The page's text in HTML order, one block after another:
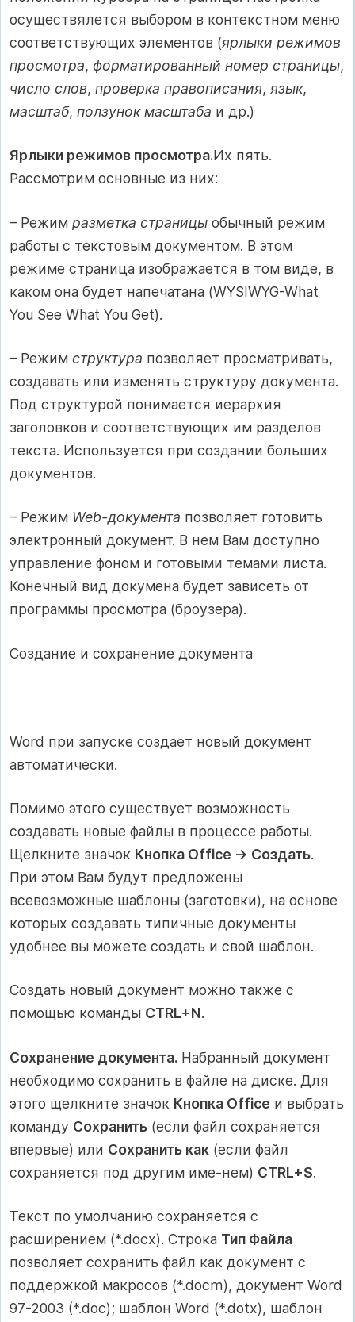
осуществялется выбором в контекстном меню
соответствующих элементов (ярлыки режимов
просмотра, форматированный номер страницы,
число слов, проверка правописания, язык,
масштаб, ползунок масштаба и др.)
Ярлыки режимов просмотра.Их пять.
Рассмотрим основные из них:
– Режим разметка страницы обычный режим
работы с текстовым документом. В этом
режиме страница изображается в том виде, в
каком она будет напечатана (WYSIWYG-What
You See What You Get).
– Режим структура позволяет просматривать,
создавать или изменять структуру документа.
Под структурой понимается иерархия
заголовков и соответствующих им разделов
текста. Используется при создании больших
документов.
– Режим Web-документа позволяет готовить
электронный документ. В нем Вам доступно
управление фоном и готовыми темами листа.
Конечный вид докумена будет зависеть от
программы просмотра (броузера).
Создание и сохранение документа
Word при запуске создает новый документ
автоматически.
Помимо этого существует возможность
создавать новые файлы в процессе работы.
Щелкните значок Кнопка Office → Создать.
При этом Вам будут предложены
всевозможные шаблоны (заготовки), на основе
которых создавать типичные документы
удобнее вы можете создать и свой шаблон.
Создать новый документ можно также с
помощью команды CTRL+N.
Сохранение документа. Набранный документ
необходимо сохранить в файле на диске. Для
этого щелкните значок Кнопка Office и выбрать
команду Сохранить (если файл сохраняется
впервые) или Сохранить как (если файл
сохраняется под другим име-нем) CTRL+S.
Текст по умолчанию сохраняется с
расширением (*.docx). Строка Тип Файла
позволяет сохранить файл как документ с
поддержкой макросов (*.docm), документ Word
97-2003 (*.doc); шаблон Word (*.dotx), шаблон